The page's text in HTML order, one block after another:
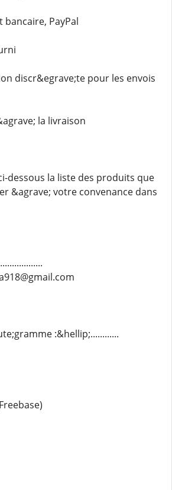
bancaire, PayPal
discr&egrave;te pour les envois
la livraison
dessous la liste des produits que
&agrave; votre convenance dans
:&hellip;............